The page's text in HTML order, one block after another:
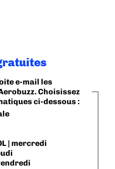
e-mail les
Choisissez
ci-dessous :
| mercredi